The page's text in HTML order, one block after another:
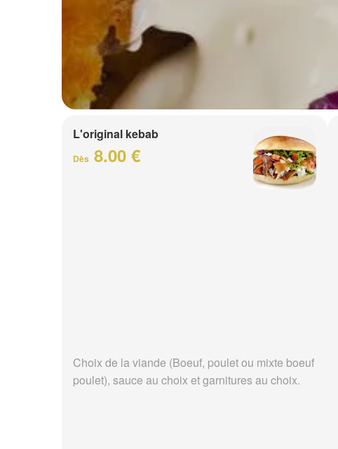
L'original kebab
Dès 8.00 €
Choix de la viande (Boeuf, poulet ou mixte boeuf
poulet), sauce au choix et garnitures au choix.